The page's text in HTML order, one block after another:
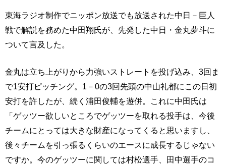
東海ラジオ制作でニッポン放送でも放送された中日－巨人
戦で解説を務めた中田翔氏が、先発した中日・金丸夢斗に
ついて言及した。
金丸は立ち上がりから力強いストレートを投げ込み、3回ま
で1安打ピッチング。1－0の3回先頭の中山礼都にこの日初
安打を許したが、続く浦田俊輔を遊併。これに中田氏は
「ゲッツー欲しいところでゲッツーを取れる投手は、今後
チームにとっては大きな財産になってくると思いますし、
後々チームを引っ張るくらいのエースに成長するじゃない
ですか。今のゲッツーに関しては村松選手、田中選手のコ